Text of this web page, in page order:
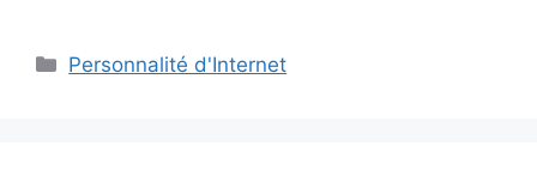
Categories
Personnalité d'Internet